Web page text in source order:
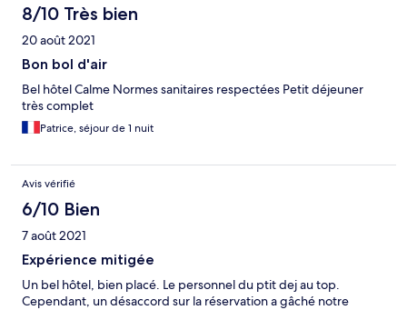
8/10 Très bien
20 août 2021
Bon bol d'air
Bel hôtel Calme Normes sanitaires respectées Petit déjeuner
très complet
Patrice, séjour de 1 nuit
Avis vérifié
6/10 Bien
7 août 2021
Expérience mitigée
Un bel hôtel, bien placé. Le personnel du ptit dej au top.
Cependant, un désaccord sur la réservation a gâché notre